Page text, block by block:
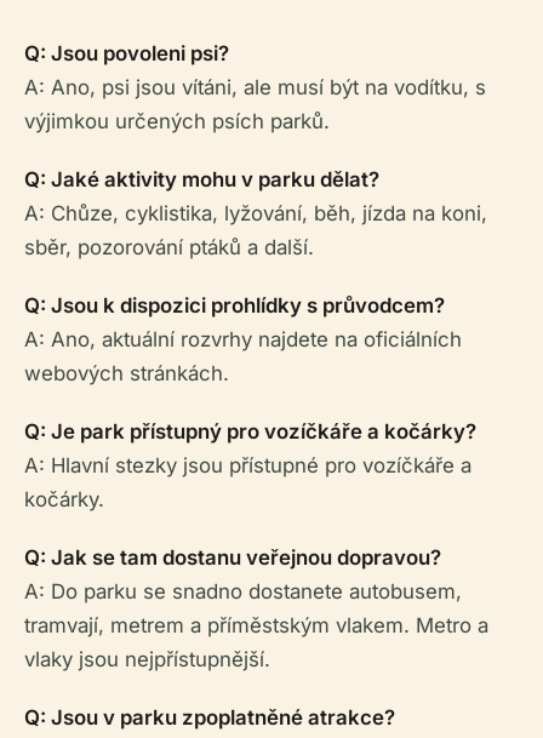
Q: Jsou povoleni psi?
A: Ano, psi jsou vítáni, ale musí být na vodítku, s
výjimkou určených psích parků.
Q: Jaké aktivity mohu v parku dělat?
A: Chůze, cyklistika, lyžování, běh, jízda na koni,
sběr, pozorování ptáků a další.
Q: Jsou k dispozici prohlídky s průvodcem?
A: Ano, aktuální rozvrhy najdete na oficiálních
webových stránkách.
Q: Je park přístupný pro vozíčkáře a kočárky?
A: Hlavní stezky jsou přístupné pro vozíčkáře a
kočárky.
Q: Jak se tam dostanu veřejnou dopravou?
A: Do parku se snadno dostanete autobusem,
tramvají, metrem a příměstským vlakem. Metro a
vlaky jsou nejpřístupnější.
Q: Jsou v parku zpoplatněné atrakce?